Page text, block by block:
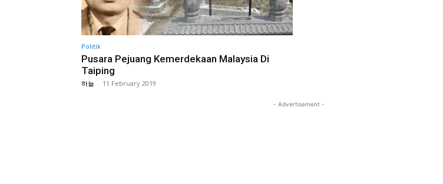
Politik
Pusara Pejuang Kemerdekaan Malaysia Di
Taiping
하늘 - 11 February 2019
- Advertisement -